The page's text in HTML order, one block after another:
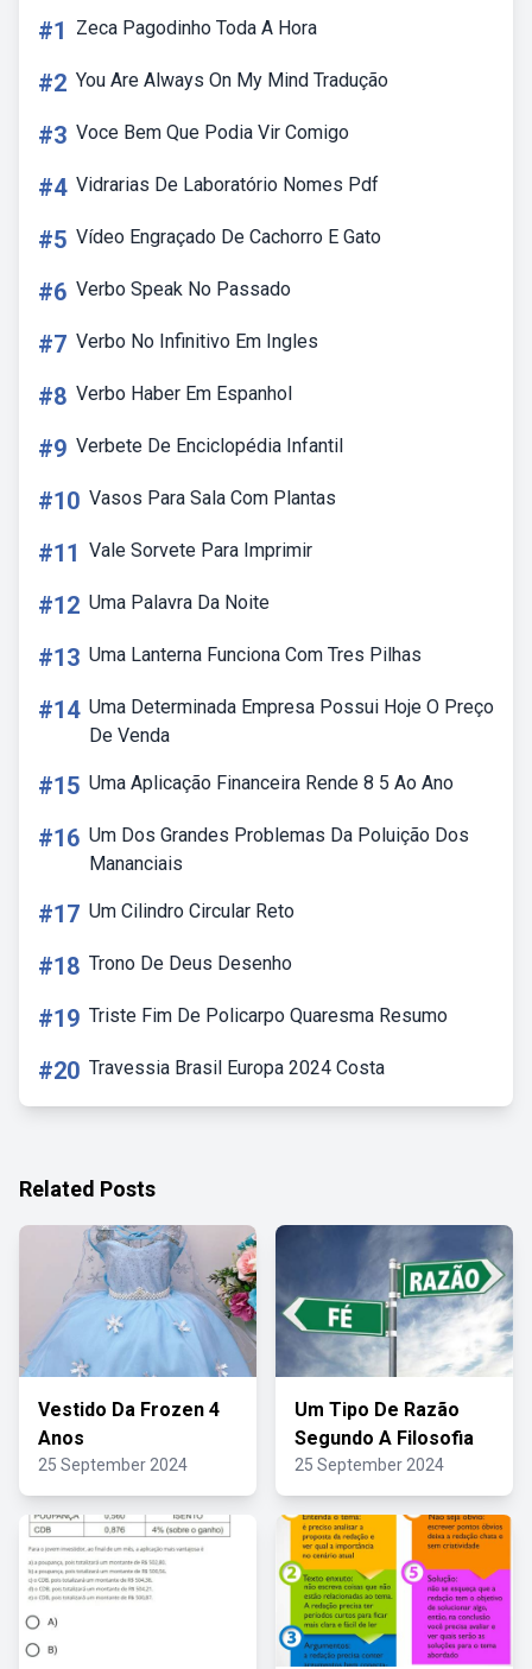
#1 Zeca Pagodinho Toda A Hora
#2 You Are Always On My Mind Tradução
#3 Voce Bem Que Podia Vir Comigo
#4 Vidrarias De Laboratório Nomes Pdf
#5 Vídeo Engraçado De Cachorro E Gato
#6 Verbo Speak No Passado
#7 Verbo No Infinitivo Em Ingles
#8 Verbo Haber Em Espanhol
#9 Verbete De Enciclopédia Infantil
#10 Vasos Para Sala Com Plantas
#11 Vale Sorvete Para Imprimir
#12 Uma Palavra Da Noite
#13 Uma Lanterna Funciona Com Tres Pilhas
#14 Uma Determinada Empresa Possui Hoje O Preço
De Venda
#15 Uma Aplicação Financeira Rende 8 5 Ao Ano
#16 Um Dos Grandes Problemas Da Poluição Dos
Mananciais
#17 Um Cilindro Circular Reto
#18 Trono De Deus Desenho
#19 Triste Fim De Policarpo Quaresma Resumo
#20 Travessia Brasil Europa 2024 Costa
Related Posts
Vestido Da Frozen 4
Anos
25 September 2024
Um Tipo De Razão
Segundo A Filosofia
25 September 2024